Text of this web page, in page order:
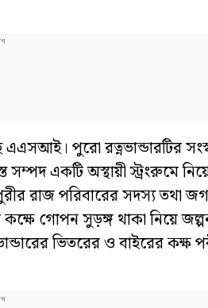
এএসআই। পুরো রত্নভান্ডারটির
একটি অস্থায়ী স্ট্রংরুমে
রাজ পরিবারের সদস্য তথা
কক্ষে গোপন সুড়ঙ্গ থাকা নিয়ে
ভিতরের ও বাইরের